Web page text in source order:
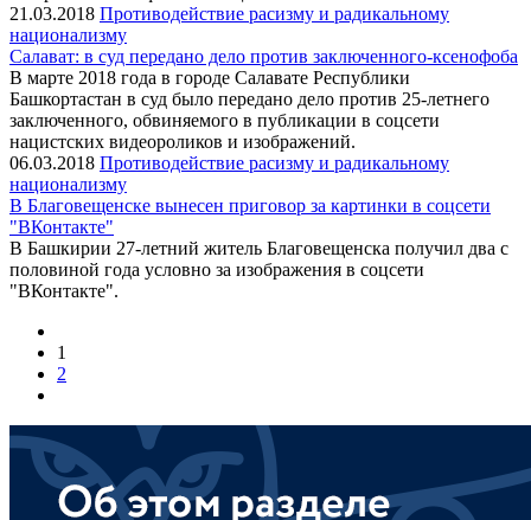
21.03.2018 Противодействие расизму и радикальному
национализму
Салават: в суд передано дело против заключенного-ксенофоба
В марте 2018 года в городе Салавате Республики
Башкортастан в суд было передано дело против 25-летнего
заключенного, обвиняемого в публикации в соцсети
нацистских видеороликов и изображений.
06.03.2018 Противодействие расизму и радикальному
национализму
В Благовещенске вынесен приговор за картинки в соцсети
"ВКонтакте"
В Башкирии 27-летний житель Благовещенска получил два с
половиной года условно за изображения в соцсети
"ВКонтакте".
1
2